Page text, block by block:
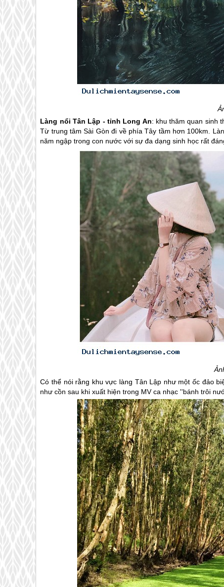
Làng nổi Tân Lập - tỉnh Long An: khu thăm quan sinh
Từ trung tâm Sài Gòn đi về phía Tây tầm hơn 100km.
năm ngập trong con nước với sự đa dạng sinh học rất
Có thể nói rằng khu vực làng Tân Lập như một ốc đảo
như cồn sau khi xuất hiện trong MV ca nhạc ''bánh trôi